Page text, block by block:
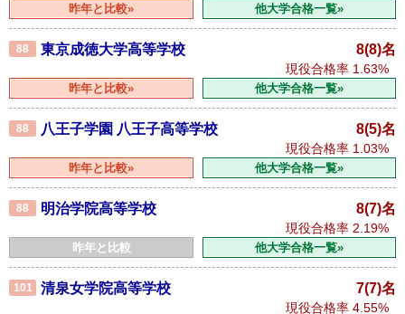
昨年と比較» 他大学合格一覧»
88 東京成徳大学高等学校 8(8)名
現役合格率 1.63%
昨年と比較» 他大学合格一覧»
88 八王子学園 八王子高等学校 8(5)名
現役合格率 1.03%
昨年と比較» 他大学合格一覧»
88 明治学院高等学校 8(7)名
現役合格率 2.19%
昨年と比較 他大学合格一覧»
101 清泉女学院高等学校 7(7)名
現役合格率 4.55%